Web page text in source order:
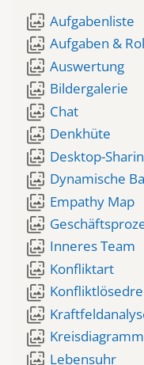
wallpaper_slideshow Aufgabenliste
wallpaper_slideshow Aufgaben &
wallpaper_slideshow Auswertung
wallpaper_slideshow Bildergalerie
wallpaper_slideshow Chat
wallpaper_slideshow Denkhüte
wallpaper_slideshow Desktop-
wallpaper_slideshow Dynamische
wallpaper_slideshow Empathy Map
wallpaper_slideshow
wallpaper_slideshow Inneres Team
wallpaper_slideshow Konfliktart
wallpaper_slideshow
wallpaper_slideshow
wallpaper_slideshow Kreisdiagramm
Lebensuhr